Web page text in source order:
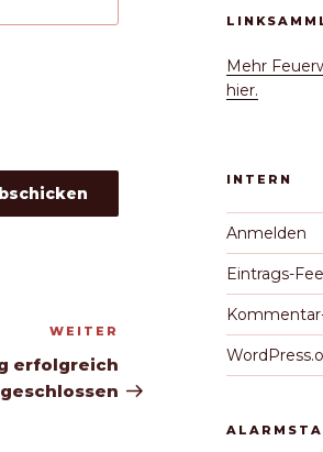
Beitrag
WEITER
erfolgreich
Mehr
hier.
INTERN
Anmelden
Eintrags-